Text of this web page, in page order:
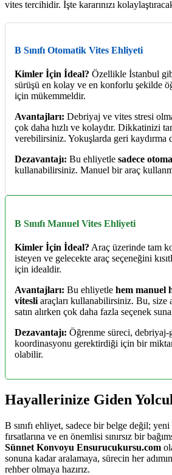
vites tercihidir. İşte kararınızı
B Sınıfı Otomatik Vites Ehliyeti
Kimler İçin İdeal? Özellikle İstanbul
sürüşü en kolay ve en konforlu şekilde
için mükemmeldir.
Avantajları: Debriyaj ve vites stresi
çok daha hızlı ve kolaydır. Dikkatinizi
verebilirsiniz. Yokuşlarda geri kaydırma
Dezavantajı: Bu ehliyetle sadece
kullanabilirsiniz. Manuel bir araç
B Sınıfı Manuel Vites Ehliyeti
Kimler İçin İdeal? Araç üzerinde tam
isteyen ve gelecekte araç seçeneğini
için idealdir.
Avantajları: Bu ehliyetle hem manuel
vitesli araçları kullanabilirsiniz. Bu, size
satın alırken çok daha fazla seçenek
Dezavantajı: Öğrenme süreci, debriyaj-
koordinasyonu gerektirdiği için bir miktar
olabilir.
Hayallerinize Giden
B sınıfı ehliyet, sadece bir belge değil;
fırsatlarına ve en önemlisi sınırsız bir
Sünnet Konvoyu Ensurucukursu.com
sonuna kadar aralamaya, sürecin her
rehber olmaya hazırız.